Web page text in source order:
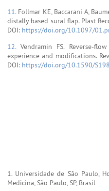
11. Follmar KE, Baccarani A,
distally based sural flap. Plast
DOI: https://doi.org/10.1097/
12.Vendramin FS. Reverse-
experience and modifications.
DOI: https://doi.org/10.1590/
1. Universidade de São Paulo,
Medicina, São Paulo, SP, Brasil